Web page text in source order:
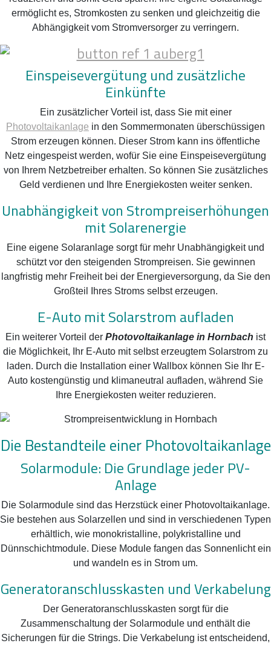
ermöglicht es, Stromkosten zu senken und gleichzeitig die
Abhängigkeit vom Stromversorger zu verringern.
Einspeisevergütung und zusätzliche
Einkünfte
Ein zusätzlicher Vorteil ist, dass Sie mit einer
Photovoltaikanlage in den Sommermonaten überschüssigen
Strom erzeugen können. Dieser Strom kann ins öffentliche
Netz eingespeist werden, wofür Sie eine Einspeisevergütung
von Ihrem Netzbetreiber erhalten. So können Sie zusätzliches
Geld verdienen und Ihre Energiekosten weiter senken.
Unabhängigkeit von Strompreiserhöhungen
mit Solarenergie
Eine eigene Solaranlage sorgt für mehr Unabhängigkeit und
schützt vor den steigenden Strompreisen. Sie gewinnen
langfristig mehr Freiheit bei der Energieversorgung, da Sie den
Großteil Ihres Stroms selbst erzeugen.
E-Auto mit Solarstrom aufladen
Ein weiterer Vorteil der Photovoltaikanlage in Hornbach ist
die Möglichkeit, Ihr E-Auto mit selbst erzeugtem Solarstrom zu
laden. Durch die Installation einer Wallbox können Sie Ihr E-
Auto kostengünstig und klimaneutral aufladen, während Sie
Ihre Energiekosten weiter reduzieren.
Die Bestandteile einer Photovoltaikanlage
Solarmodule: Die Grundlage jeder PV-
Anlage
Die Solarmodule sind das Herzstück einer Photovoltaikanlage.
Sie bestehen aus Solarzellen und sind in verschiedenen Typen
erhältlich, wie monokristalline, polykristalline und
Dünnschichtmodule. Diese Module fangen das Sonnenlicht ein
und wandeln es in Strom um.
Generatoranschlusskasten und Verkabelung
Der Generatoranschlusskasten sorgt für die
Zusammenschaltung der Solarmodule und enthält die
Sicherungen für die Strings. Die Verkabelung ist entscheidend,